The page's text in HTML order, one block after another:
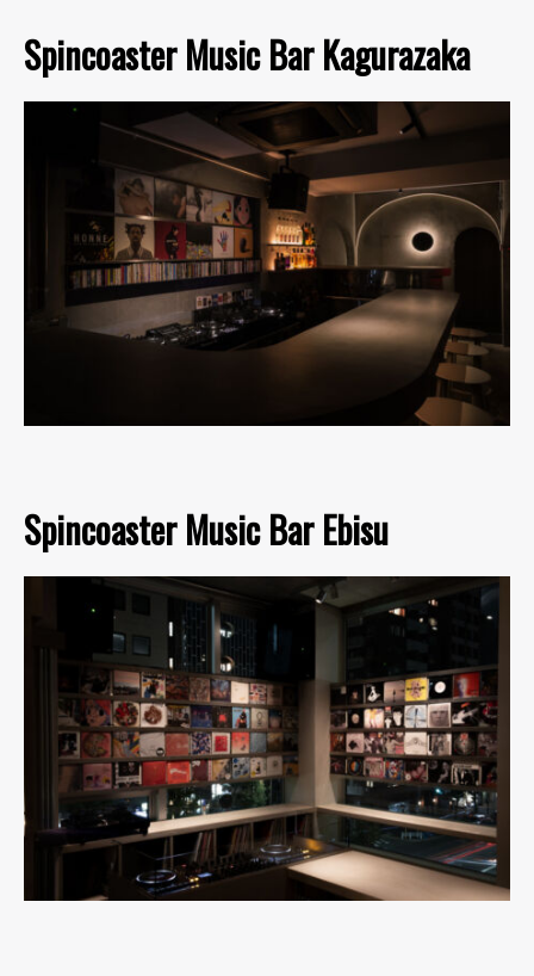
Spincoaster Music Bar Kagurazaka
Spincoaster Music Bar Ebisu